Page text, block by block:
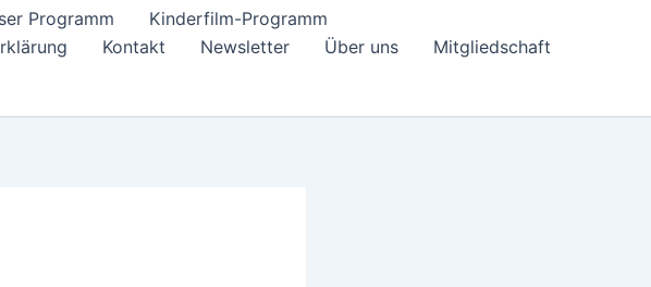
Programm
Kinderfilm-Programm
Kontakt Newsletter Über uns
Mitgliedschaft